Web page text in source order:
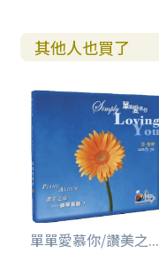
其他人也買了
單單愛慕你/讚美之...